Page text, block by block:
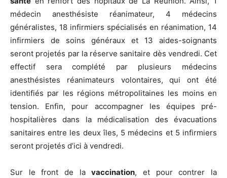
médecin anesthésiste réanimateur, 4 médecins
généralistes, 18 infirmiers spécialisés en réanimation, 14
infirmiers de soins généraux et 13 aides-soignants
seront projetés par la réserve sanitaire dès vendredi. Cet
effectif sera complété par plusieurs médecins
anesthésistes réanimateurs volontaires, qui ont été
identifiés par les régions métropolitaines les moins en
tension. Enfin, pour accompagner les équipes pré-
hospitalières dans la médicalisation des évacuations
sanitaires entre les deux îles, 5 médecins et 5 infirmiers
seront projetés d’ici à vendredi.
Sur le front de lavaccination, et pour contrer la